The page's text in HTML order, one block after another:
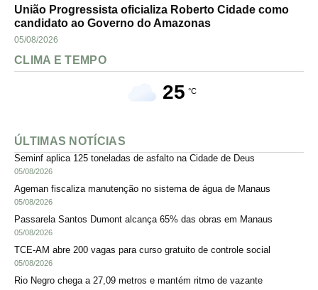
União Progressista oficializa Roberto Cidade como
candidato ao Governo do Amazonas
05/08/2026
CLIMA E TEMPO
25 °C
ÚLTIMAS NOTÍCIAS
Seminf aplica 125 toneladas de asfalto na Cidade de Deus
05/08/2026
Ageman fiscaliza manutenção no sistema de água de Manaus
05/08/2026
Passarela Santos Dumont alcança 65% das obras em Manaus
05/08/2026
TCE-AM abre 200 vagas para curso gratuito de controle social
05/08/2026
Rio Negro chega a 27,09 metros e mantém ritmo de vazante